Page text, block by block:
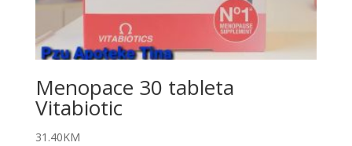
Menopace 30 tableta
Vitabiotic
31.40KM